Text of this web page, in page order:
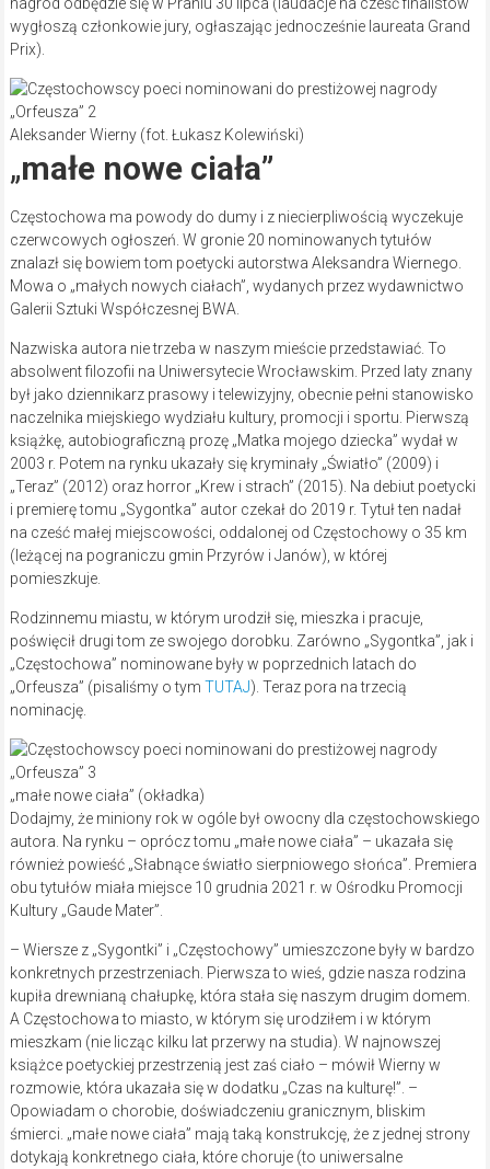
wygłoszą członkowie jury, ogłaszając jednocześnie laureata Grand
Prix).
Aleksander Wierny (fot. Łukasz Kolewiński)
„małe nowe ciała”
Częstochowa ma powody do dumy i z niecierpliwością wyczekuje
czerwcowych ogłoszeń. W gronie 20 nominowanych tytułów
znalazł się bowiem tom poetycki autorstwa Aleksandra Wiernego.
Mowa o „małych nowych ciałach”, wydanych przez wydawnictwo
Galerii Sztuki Współczesnej BWA.
Nazwiska autora nie trzeba w naszym mieście przedstawiać. To
absolwent filozofii na Uniwersytecie Wrocławskim. Przed laty znany
był jako dziennikarz prasowy i telewizyjny, obecnie pełni stanowisko
naczelnika miejskiego wydziału kultury, promocji i sportu. Pierwszą
książkę, autobiograficzną prozę „Matka mojego dziecka” wydał w
2003 r. Potem na rynku ukazały się kryminały „Światło” (2009) i
„Teraz” (2012) oraz horror „Krew i strach” (2015). Na debiut poetycki
i premierę tomu „Sygontka” autor czekał do 2019 r. Tytuł ten nadał
na cześć małej miejscowości, oddalonej od Częstochowy o 35 km
(leżącej na pograniczu gmin Przyrów i Janów), w której
pomieszkuje.
Rodzinnemu miastu, w którym urodził się, mieszka i pracuje,
poświęcił drugi tom ze swojego dorobku. Zarówno „Sygontka”, jak i
„Częstochowa” nominowane były w poprzednich latach do
„Orfeusza” (pisaliśmy o tym TUTAJ). Teraz pora na trzecią
nominację.
„małe nowe ciała” (okładka)
Dodajmy, że miniony rok w ogóle był owocny dla częstochowskiego
autora. Na rynku – oprócz tomu „małe nowe ciała” – ukazała się
również powieść „Słabnące światło sierpniowego słońca”. Premiera
obu tytułów miała miejsce 10 grudnia 2021 r. w Ośrodku Promocji
Kultury „Gaude Mater”.
– Wiersze z „Sygontki” i „Częstochowy” umieszczone były w bardzo
konkretnych przestrzeniach. Pierwsza to wieś, gdzie nasza rodzina
kupiła drewnianą chałupkę, która stała się naszym drugim domem.
A Częstochowa to miasto, w którym się urodziłem i w którym
mieszkam (nie licząc kilku lat przerwy na studia). W najnowszej
książce poetyckiej przestrzenią jest zaś ciało – mówił Wierny w
rozmowie, która ukazała się w dodatku „Czas na kulturę!”. –
Opowiadam o chorobie, doświadczeniu granicznym, bliskim
śmierci. „małe nowe ciała” mają taką konstrukcję, że z jednej strony
dotykają konkretnego ciała, które choruje (to uniwersalne